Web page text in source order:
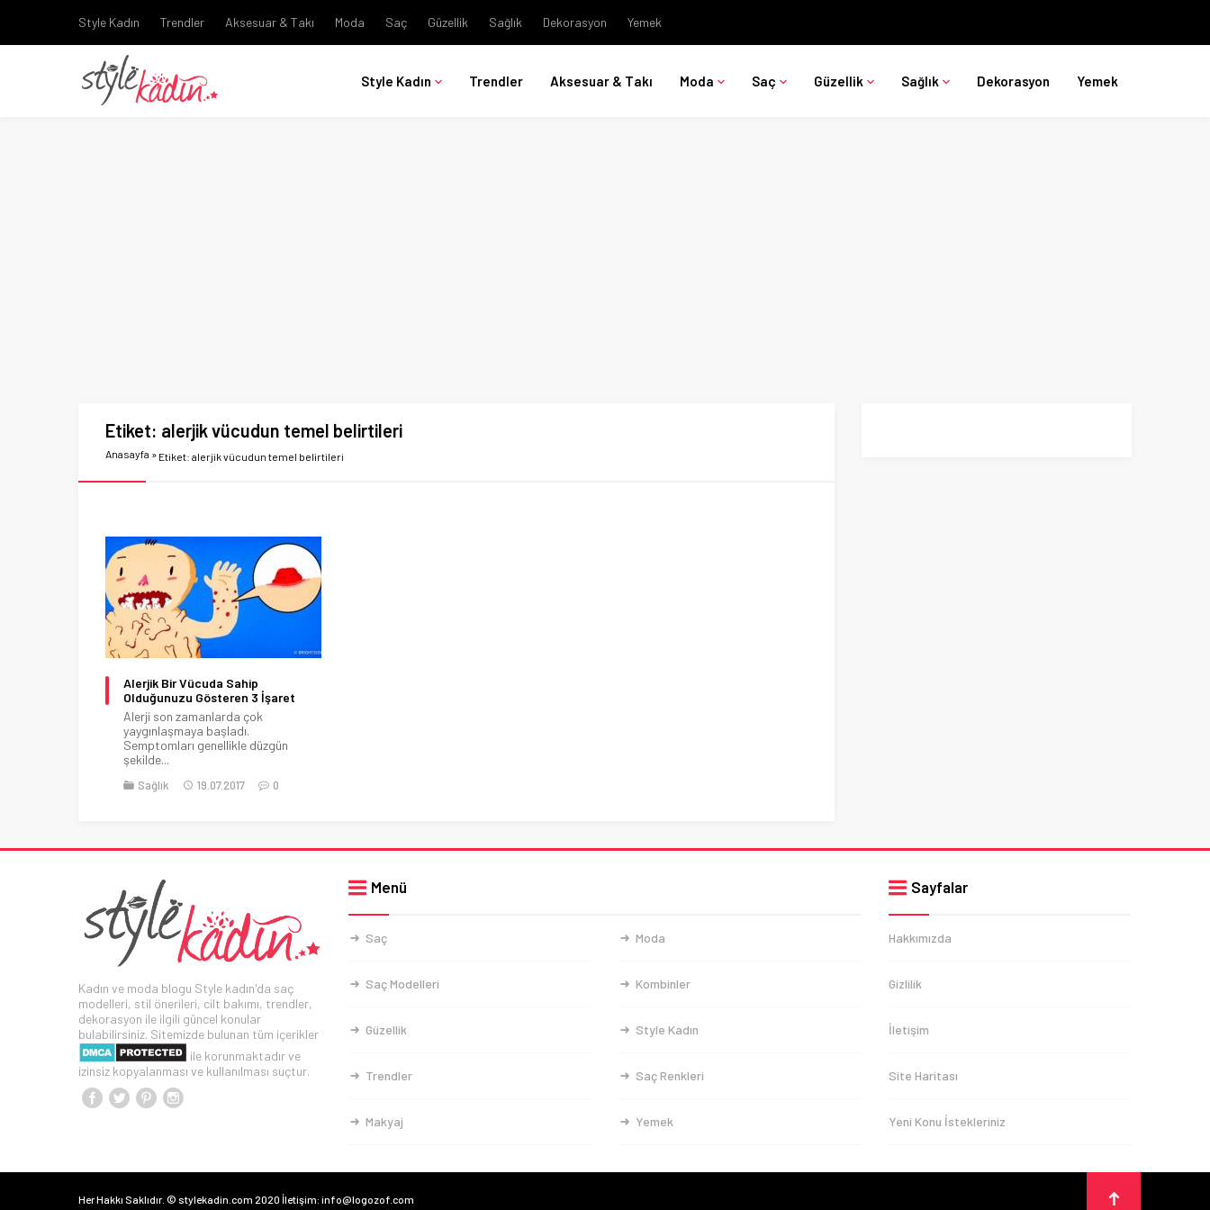
Style Kadın Trendler Aksesuar & Takı Moda Saç Güzellik Sağlık Dekorasyon Yemek
Style Kadın Trendler Aksesuar & Takı Moda Saç Güzellik Sağlık Dekorasyon Yemek
Etiket: alerjik vücudun temel belirtileri
Anasayfa » Etiket: alerjik vücudun temel belirtileri
Alerjik Bir Vücuda Sahip
Olduğunuzu Gösteren 3 İşaret
Alerji son zamanlarda çok
yaygınlaşmaya başladı.
Semptomları genellikle düzgün
şekilde...
Sağlık 19.07.2017 0
Kadın ve moda blogu Style kadın'da saç
modelleri, stil önerileri, cilt bakımı, trendler,
dekorasyon ile ilgili güncel konular
bulabilirsiniz. Sitemizde bulunan tüm içerikler
ile korunmaktadır ve
izinsiz kopyalanması ve kullanılması suçtur.
Menü
Saç Moda
Saç Modelleri Kombinler
Güzellik Style Kadın
Trendler Saç Renkleri
Makyaj Yemek
Sayfalar
Hakkımızda
Gizlilik
İletişim
Site Haritası
Yeni Konu İstekleriniz
Her Hakkı Saklıdır. © stylekadin.com 2020 İletişim: info@logozof.com